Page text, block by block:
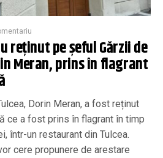
reținut pe șeful Gărzii de
Meran, prins în flagrant
Dorin Meran, a fost reținut
ce a fost prins în flagrant în timp
într-un restaurant din Tulcea.
cere propunere de arestare